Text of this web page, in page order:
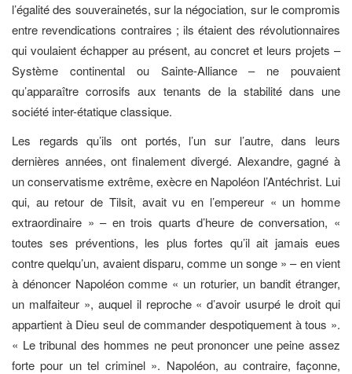
l’égalité des souverainetés, sur la négociation, sur le compromis
entre revendications contraires ; ils étaient des révolutionnaires
qui voulaient échapper au présent, au concret et leurs projets –
Système continental ou Sainte-Alliance – ne pouvaient
qu’apparaître corrosifs aux tenants de la stabilité dans une
société inter-étatique classique.
Les regards qu’ils ont portés, l’un sur l’autre, dans leurs
dernières années, ont finalement divergé. Alexandre, gagné à
un conservatisme extrême, exècre en Napoléon l’Antéchrist. Lui
qui, au retour de Tilsit, avait vu en l’empereur « un homme
extraordinaire » – en trois quarts d’heure de conversation, «
toutes ses préventions, les plus fortes qu’il ait jamais eues
contre quelqu’un, avaient disparu, comme un songe » – en vient
à dénoncer Napoléon comme « un roturier, un bandit étranger,
un malfaiteur », auquel il reproche « d’avoir usurpé le droit qui
appartient à Dieu seul de commander despotiquement à tous ».
« Le tribunal des hommes ne peut prononcer une peine assez
forte pour un tel criminel ». Napoléon, au contraire, façonne,